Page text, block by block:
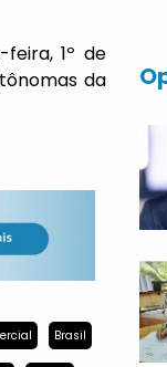
1º de
da
Brasil